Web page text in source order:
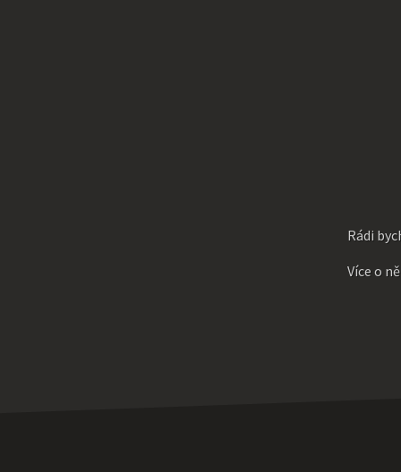
Rádi
Více o